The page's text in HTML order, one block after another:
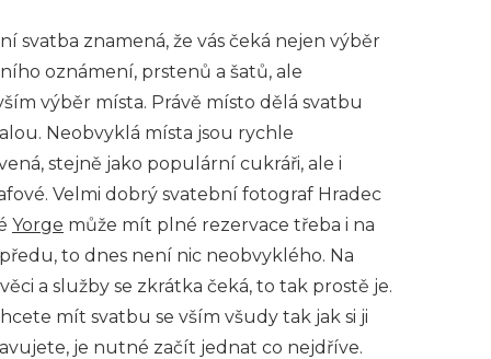
svatba znamená, že vás čeká nejen výběr
oznámení, prstenů a šatů, ale
výběr místa. Právě místo dělá svatbu
Neobvyklá místa jsou rychle
stejně jako populární cukráři, ale i
Velmi dobrý svatební fotograf Hradec
Yorge může mít plné rezervace třeba i na
to dnes není nic neobvyklého. Na
a služby se zkrátka čeká, to tak prostě je.
mít svatbu se vším všudy tak jak si ji
je nutné začít jednat co nejdříve.